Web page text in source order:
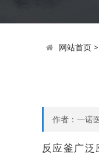
网站首页>
作者：一诺
反应釜广